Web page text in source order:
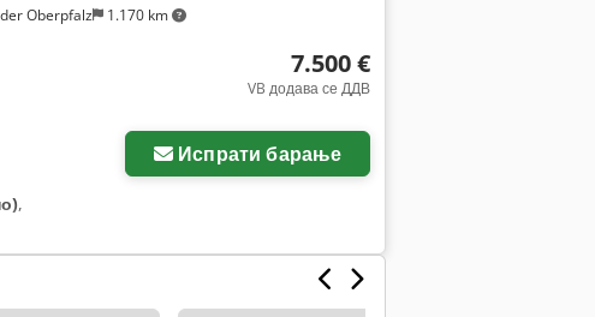
Oberpfalz 1.170 km
7.500 €
VB додава се ДДВ
Испрати барање
,